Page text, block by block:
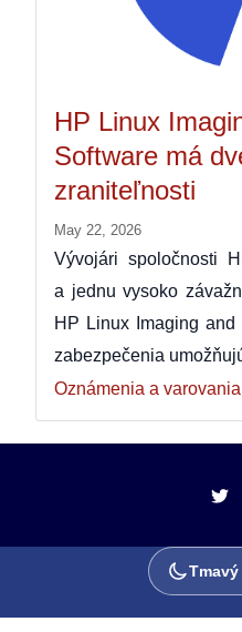
HP Linux
Software má
zraniteľnosti
May 22, 2026
Vývojári spoločnosti
a jednu vysoko
HP Linux Imaging
zabezpečenia
Oznámenia a varovania
Tmavý